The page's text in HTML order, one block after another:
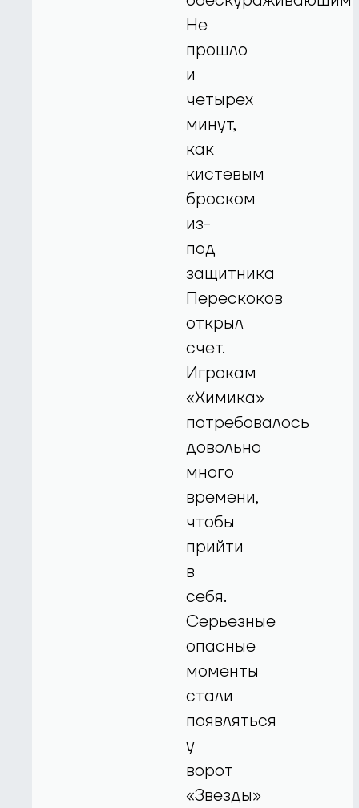
Не
прошло
и
четырех
минут,
как
кистевым
броском
из-
под
защитника
Перескоков
открыл
счет.
Игрокам
«Химика»
потребовалось
довольно
много
времени,
чтобы
прийти
в
себя.
Серьезные
опасные
моменты
стали
появляться
у
ворот
«Звезды»